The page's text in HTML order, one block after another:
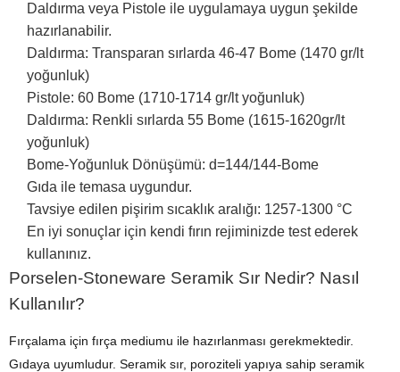
Daldırma veya Pistole ile uygulamaya uygun şekilde
hazırlanabilir.
Daldırma: Transparan sırlarda 46-47 Bome (1470 gr/lt
yoğunluk)
Pistole: 60 Bome (1710-1714 gr/lt yoğunluk)
Daldırma: Renkli sırlarda 55 Bome (1615-1620gr/lt
yoğunluk)
Bome-Yoğunluk Dönüşümü: d=144/144-Bome
Gıda ile temasa uygundur.
Tavsiye edilen pişirim sıcaklık aralığı: 1257-1300 °C
En iyi sonuçlar için kendi fırın rejiminizde test ederek
kullanınız.
Porselen-Stoneware Seramik Sır Nedir? Nasıl
Kullanılır?
Fırçalama için fırça mediumu ile hazırlanması gerekmektedir.
Gıdaya uyumludur. Seramik sır, poroziteli yapıya sahip seramik